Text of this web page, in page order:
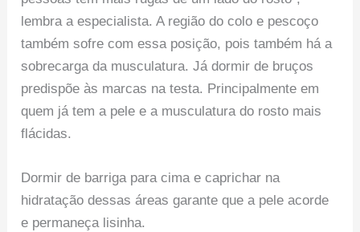
lembra a especialista. A região do colo e pescoço
também sofre com essa posição, pois também há a
sobrecarga da musculatura. Já dormir de bruços
predispõe às marcas na testa. Principalmente em
quem já tem a pele e a musculatura do rosto mais
flácidas.
Dormir de barriga para cima e caprichar na
hidratação dessas áreas garante que a pele acorde
e permaneça lisinha.